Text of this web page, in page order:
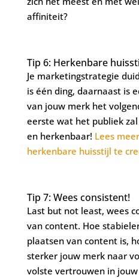
affiniteit?
Tip 6: Herkenbare
Je marketingstrategie
is één ding, daarnaast is
van jouw merk het
eerste wat het publiek
en herkenbaar! Lees
herkenbare huisstijl te
Tip 7: Wees consistent!
Last but not least, wees
van content. Hoe
plaatsen van content is,
sterker jouw merk naar
volste vertrouwen in